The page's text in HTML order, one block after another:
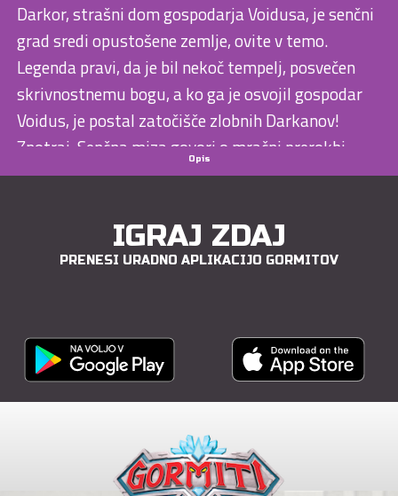
Darkor, strašni dom gospodarja Voidusa, je senčni
grad sredi opustošene zemlje, ovite v temo.
Legenda pravi, da je bil nekoč tempelj, posvečen
skrivnostnemu bogu, a ko ga je osvojil gospodar
Voidus, je postal zatočišče zlobnih Darkanov!
Znotraj, Senčna miza govori o mračni prerokbi
osvajanja ... je blizu konec Gorma?
Opis
IGRAJ ZDAJ
PRENESI URADNO APLIKACIJO GORMITOV